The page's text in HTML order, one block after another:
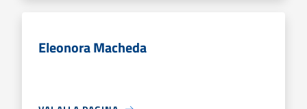
Eleonora Macheda